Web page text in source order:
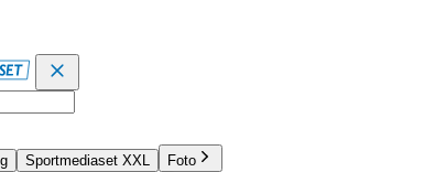
Sportmediaset XXL
Foto